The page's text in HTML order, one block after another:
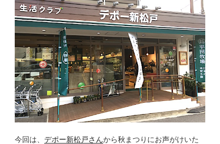
今回は、 デポー新松戸さんから秋まつりにお声がけいた